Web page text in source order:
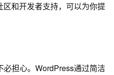
和开发者支持，可以为你提
担心。WordPress通过简洁